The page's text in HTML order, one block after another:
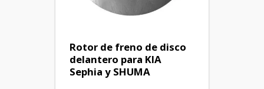
Rotor de freno de disco
delantero para KIA
Sephia y SHUMA